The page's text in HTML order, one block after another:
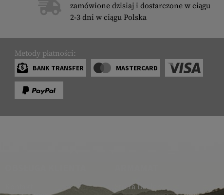
zamówione dzisiaj i dostarczone w ciągu
2-3 dni w ciągu Polska
Metody płatności:
BANK TRANSFER MASTERCARD
Strefa Dealera